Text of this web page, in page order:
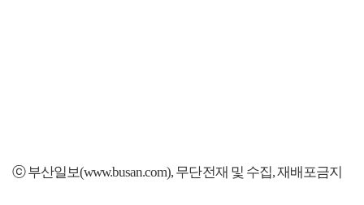
ⓒ 부산일보(www.busan.com), 무단전재 및 수집, 재배포금지